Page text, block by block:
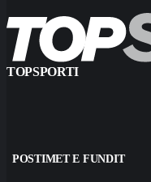
TOPSPORTI
POSTIMET E FUNDIT